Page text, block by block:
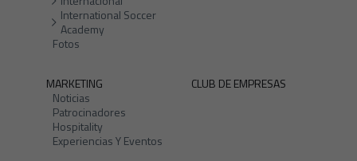
International Soccer
Academy
Fotos
MARKETING
Noticias
Patrocinadores
Hospitality
Experiencias Y Eventos
CLUB DE EMPRESAS